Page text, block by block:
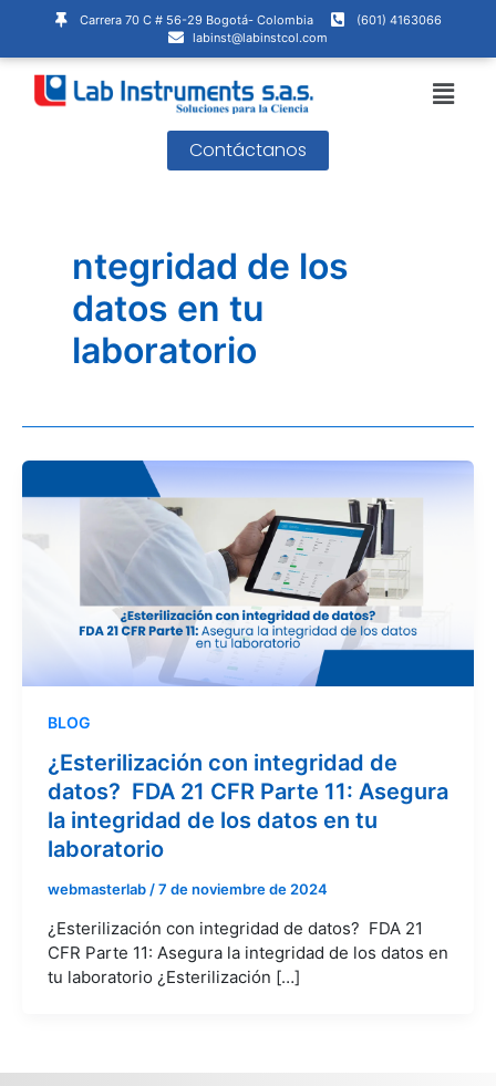
contenido
Carrera 70 C # 56-29 Bogotá- Colombia
(601) 4163066
labinst@labinstcol.com
Menú
Contáctanos
ntegridad de los
datos en tu
laboratorio
BLOG
¿Esterilización con integridad de
datos? FDA 21 CFR Parte 11: Asegura
la integridad de los datos en tu
laboratorio
webmasterlab/7 de noviembre de 2024
¿Esterilización con integridad de datos? FDA 21
CFR Parte 11: Asegura la integridad de los datos en
tu laboratorio ¿Esterilización […]